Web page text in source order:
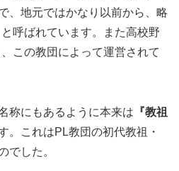
、地元ではかなり以前から、略
と呼ばれています。また高校野
、この教団によって運営されて
称にもあるように本来は 『教祖
。これはPL教団の初代教祖・
でした。